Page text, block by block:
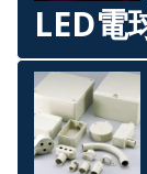
LED電